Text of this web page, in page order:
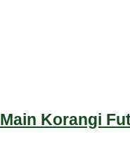
Korangi